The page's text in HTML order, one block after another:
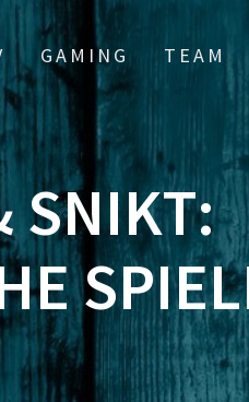
GAMING TEAM
SNIKT: